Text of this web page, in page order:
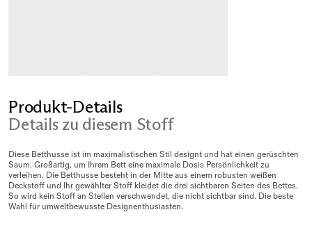
Produkt-Details
Details zu diesem Stoff
Diese Betthusse ist im maximalistischen Stil designt und hat einen gerüschten
Saum. Großartig, um Ihrem Bett eine maximale Dosis Persönlichkeit zu
verleihen. Die Betthusse besteht in der Mitte aus einem robusten weißen
Deckstoff und Ihr gewählter Stoff kleidet die drei sichtbaren Seiten des Bettes.
So wird kein Stoff an Stellen verschwendet, die nicht sichtbar sind. Die beste
Wahl für umweltbewusste Designenthusiasten.